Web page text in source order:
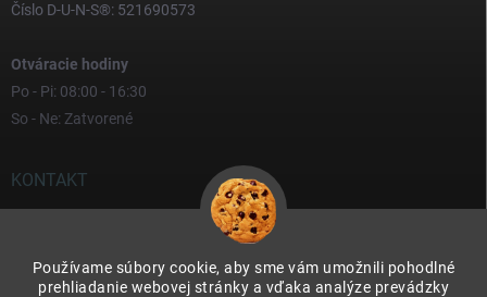
Používame súbory cookie, aby sme vám umožnili pohodlné
prehliadanie webovej stránky a vďaka analýze prevádzky
Číslo D-U-N-S®: 521690573
Otváracie hodiny
Po - Pi: 08:00 - 16:30
So - Ne: Zatvorené
KONTAKT
0917 000 000